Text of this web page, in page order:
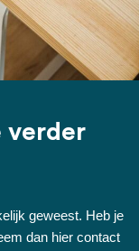
verder
geweest. Heb je
dan hier contact